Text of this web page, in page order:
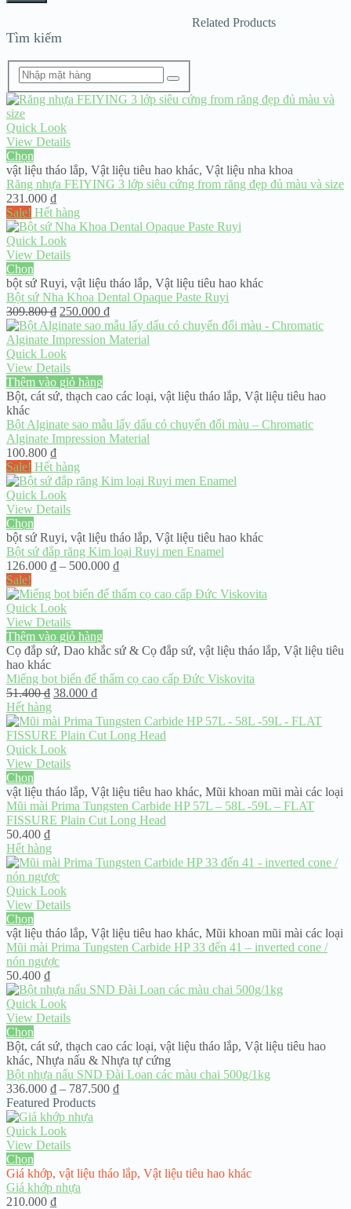
Tìm kiếm
Related Products
Quick Look
View Details
Chọn
vật liệu tháo lắp, Vật liệu tiêu hao khác, Vật liệu nha khoa
Răng nhựa FEIYING 3 lớp siêu cứng from răng đẹp đủ màu và size
231.000 ₫
Sale! Hết hàng
Quick Look
View Details
Chọn
bột sứ Ruyi, vật liệu tháo lắp, Vật liệu tiêu hao khác
Bột sứ Nha Khoa Dental Opaque Paste Ruyi
309.800₫ Giá
gốc
là:
309.800 ₫.
250.000 ₫Giá
hiện
tại
Quick Look
View Details
Thêm vào giỏ hàng
Bột, cát sứ, thạch cao các loại, vật liệu tháo lắp, Vật liệu tiêu hao
khác
Bột Alginate sao mẫu lấy dấu có chuyển đổi màu – Chromatic
Alginate Impression Material
100.800 ₫
Sale! Hết hàng
Quick Look
View Details
Chọn
bột sứ Ruyi, vật liệu tháo lắp, Vật liệu tiêu hao khác
Bột sứ đắp răng Kim loại Ruyi men Enamel
126.000 ₫ – 500.000 ₫Khoảng
từ
Sale!
Quick Look
View Details
Thêm vào giỏ hàng
Cọ đắp sứ, Dao khắc sứ & Cọ đắp sứ, vật liệu tháo lắp, Vật liệu tiêu
hao khác
Miếng bọt biển để thấm cọ cao cấp Đức Viskovita
51.400₫ Giá
là:
51.400 ₫.
38.000 ₫Giá
tại
là:
Hết hàng
Quick Look
View Details
Chọn
vật liệu tháo lắp, Vật liệu tiêu hao khác, Mũi khoan mũi mài các loại
Mũi mài Prima Tungsten Carbide HP 57L – 58L -59L – FLAT
FISSURE Plain Cut Long Head
50.400 ₫
Hết hàng
Quick Look
View Details
Chọn
vật liệu tháo lắp, Vật liệu tiêu hao khác, Mũi khoan mũi mài các loại
Mũi mài Prima Tungsten Carbide HP 33 đến 41 – inverted cone /
nón ngược
50.400 ₫
Quick Look
View Details
Chọn
Bột, cát sứ, thạch cao các loại, vật liệu tháo lắp, Vật liệu tiêu hao
khác, Nhựa nấu & Nhựa tự cứng
Bột nhựa nấu SND Đài Loan các màu chai 500g/1kg
336.000 ₫ – 787.500 ₫Khoảng
Featured Products
Quick Look
View Details
Chọn
Giá khớp, vật liệu tháo lắp, Vật liệu tiêu hao khác
Giá khớp nhựa
210.000 ₫